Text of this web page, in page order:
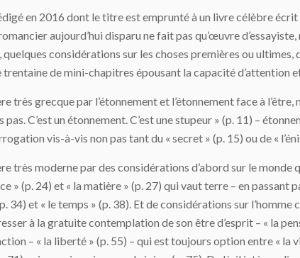
en 2016 dont le titre est emprunté à un livre célèbre
aujourd’hui disparu ne fait pas qu’œuvre
considérations sur les choses premières ou
trentaine de mini-chapitres épousant la capacité d’attention
très grecque par l’étonnement et l’étonnement face à
C’est un étonnement. C’est une stupeur » (p. 11) –
vis-à-vis non pas tant du « secret » (p. 15) ou de «
très moderne par des considérations d’abord sur le monde
» (p. 24) et « la matière » (p. 27) qui vaut terre – en passant
34) et « le temps » (p. 38). Et de considérations sur l’homme
à la gratuite contemplation de son être d’esprit – « la
– « la liberté » (p. 55) – qui est toujours option entre «